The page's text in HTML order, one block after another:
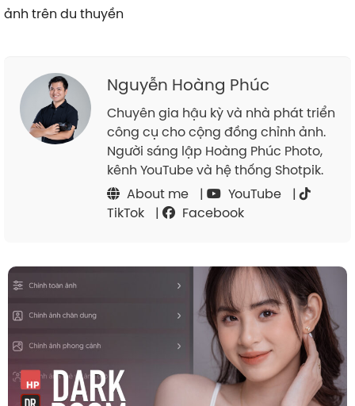
ảnh trên du thuyền
Nguyễn Hoàng Phúc
Chuyên gia hậu kỳ và nhà phát triển
công cụ cho cộng đồng chỉnh ảnh.
Người sáng lập Hoàng Phúc Photo,
kênh YouTube và hệ thống Shotpik.
About me
| YouTube
|
TikTok
| Facebook